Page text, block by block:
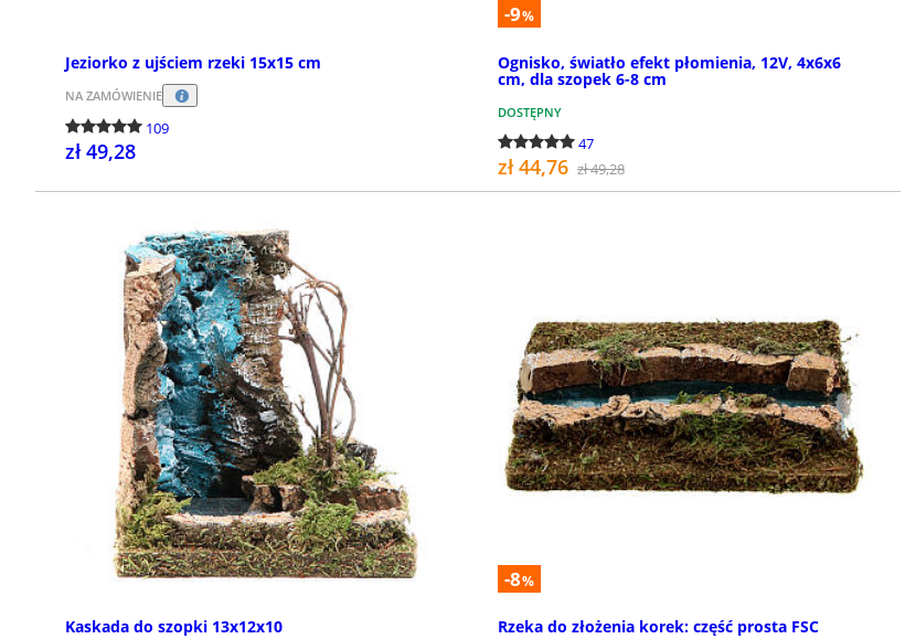
Jeziorko z ujściem rzeki 15x15 cm
NA ZAMÓWIENIE
109
zł 49,28
-9%
Ognisko, światło efekt płomienia, 12V, 4x6x6
cm, dla szopek 6-8 cm
DOSTĘPNY
47
zł 44,76 zł 49,28
Kaskada do szopki 13x12x10
-8%
Rzeka do złożenia korek: część prosta FSC